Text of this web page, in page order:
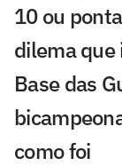
10 ou
dilema que
Base das
como foi